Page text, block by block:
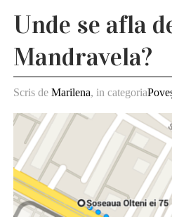
Unde se afla
Mandravela?
Scris deMarilena, in categoria